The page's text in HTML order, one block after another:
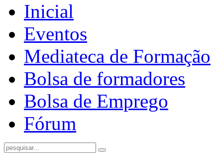
Inicial
Eventos
Mediateca de Formação
Bolsa de formadores
Bolsa de Emprego
Fórum